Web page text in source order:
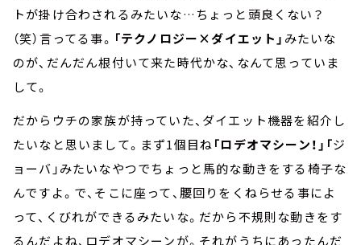
トが掛け合わされるみたいな…ちょっと頭良くない？
（笑）言ってる事。 「テクノロジー×ダイエット」 みたいな
のが、だんだん根付いて来た時代かな、なんて思っていま
して。
だからウチの家族が持っていた、ダイエット機器を紹介し
たいなと思いまして。まず1個目ね「ロデオマシーン！」「ジ
ョーバ」みたいなやつでちょっと馬的な動きをする椅子な
んですよ。で、そこに座って、腰回りをくねらせる事によ
って、くびれができるみたいな。だから不規則な動きをす
るんだよね、ロデオマシーンが。それがうちにあったんだ